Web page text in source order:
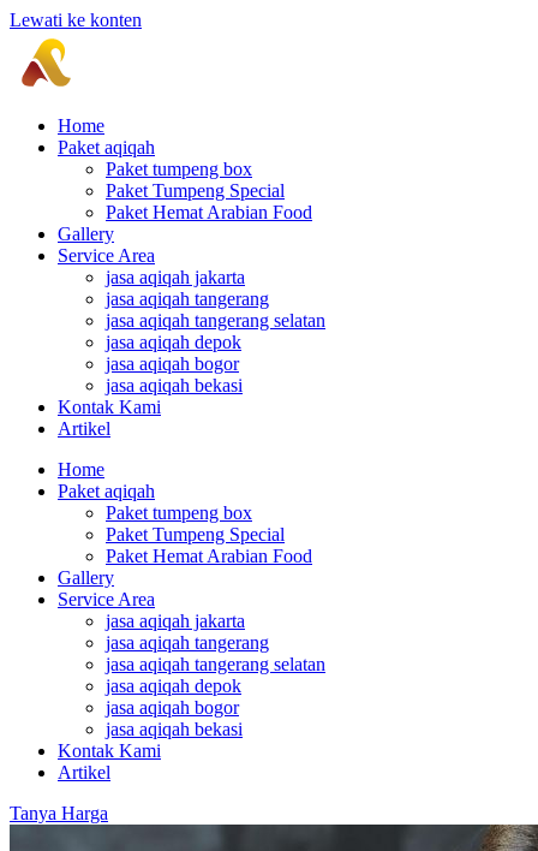
Lewati ke konten
Home
Paket aqiqah
Paket tumpeng box
Paket Tumpeng Special
Paket Hemat Arabian Food
Gallery
Service Area
jasa aqiqah jakarta
jasa aqiqah tangerang
jasa aqiqah tangerang selatan
jasa aqiqah depok
jasa aqiqah bogor
jasa aqiqah bekasi
Kontak Kami
Artikel
Home
Paket aqiqah
Paket tumpeng box
Paket Tumpeng Special
Paket Hemat Arabian Food
Gallery
Service Area
jasa aqiqah jakarta
jasa aqiqah tangerang
jasa aqiqah tangerang selatan
jasa aqiqah depok
jasa aqiqah bogor
jasa aqiqah bekasi
Kontak Kami
Artikel
Tanya Harga